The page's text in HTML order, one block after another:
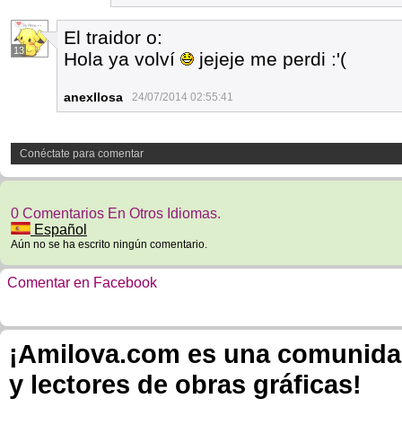
13
El traidor o:
Hola ya volví
jejeje me perdi :'(
anexllosa 24/07/2014 02:55:41
Conéctate para comentar
0 Comentarios En Otros Idiomas.
Español
Aún no se ha escrito ningún comentario.
Comentar en Facebook
¡Amilova.com es una
y lectores de obras gráficas!